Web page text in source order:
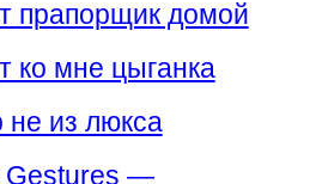
прапорщик домой
ко мне цыганка
из люкса
Gestures —